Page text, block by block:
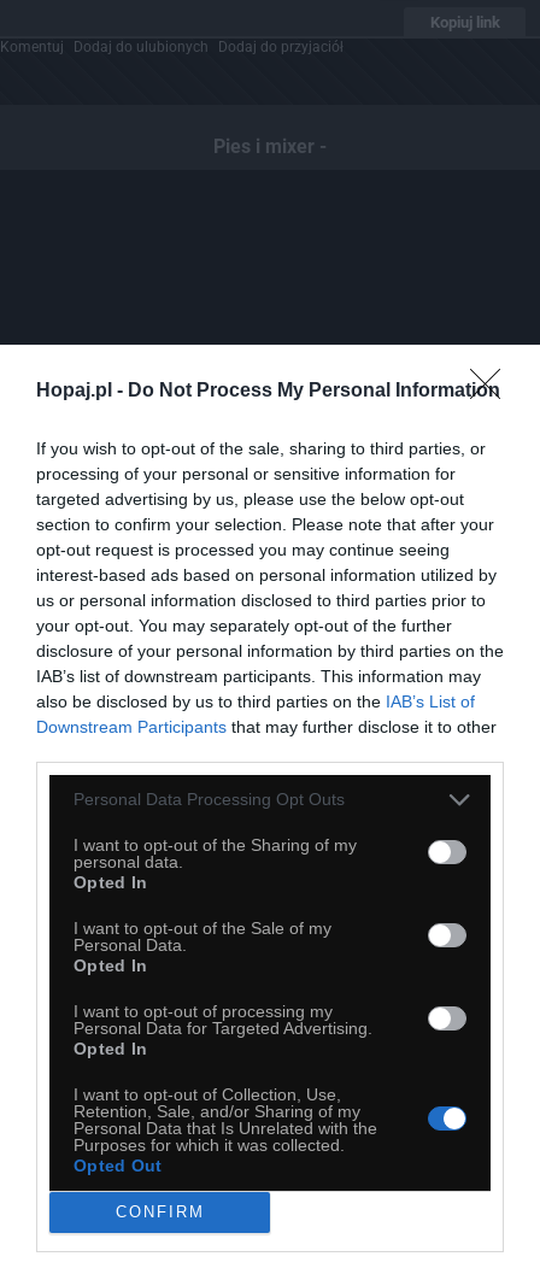
Hopaj.pl - Do Not Process My Personal Information
If you wish to opt-out of the sale, sharing to third parties, or
processing of your personal or sensitive information for
targeted advertising by us, please use the below opt-out
section to confirm your selection. Please note that after your
opt-out request is processed you may continue seeing
interest-based ads based on personal information utilized by
us or personal information disclosed to third parties prior to
your opt-out. You may separately opt-out of the further
disclosure of your personal information by third parties on the
IAB’s list of downstream participants. This information may
also be disclosed by us to third parties on the IAB’s List of
Downstream Participants that may further disclose it to other
Personal Data Processing Opt Outs
I want to opt-out of the Sharing of my
personal data.
Opted In
I want to opt-out of the Sale of my
Personal Data.
Opted In
I want to opt-out of processing my
Personal Data for Targeted Advertising.
Opted In
I want to opt-out of Collection, Use,
Retention, Sale, and/or Sharing of my
Personal Data that Is Unrelated with the
Purposes for which it was collected.
Opted Out
CONFIRM
Kopiuj link
Komentuj Dodaj do ulubionych Dodaj do przyjaciół
Pies i mixer -
51
Kopiuj link
Komentuj Dodaj do ulubionych Dodaj do przyjaciół
Plate Station